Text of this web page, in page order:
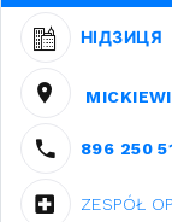
НІДЗИЦЯ
896 250
ZESPÓŁ